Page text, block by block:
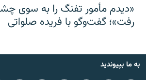
«دیدم مأمور تفنگ را به سوی
رفت»؛ گفت‌و‌گو با فریده صلواتی
به ما بپیوندید